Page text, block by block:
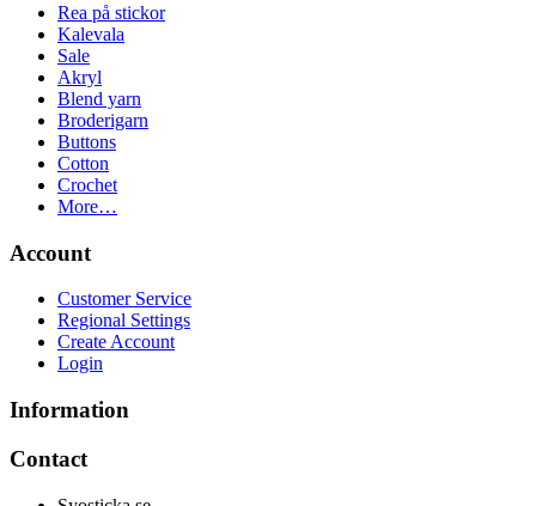
Rea på stickor
Kalevala
Sale
Akryl
Blend yarn
Broderigarn
Buttons
Cotton
Crochet
More…
Account
Customer Service
Regional Settings
Create Account
Login
Information
Contact